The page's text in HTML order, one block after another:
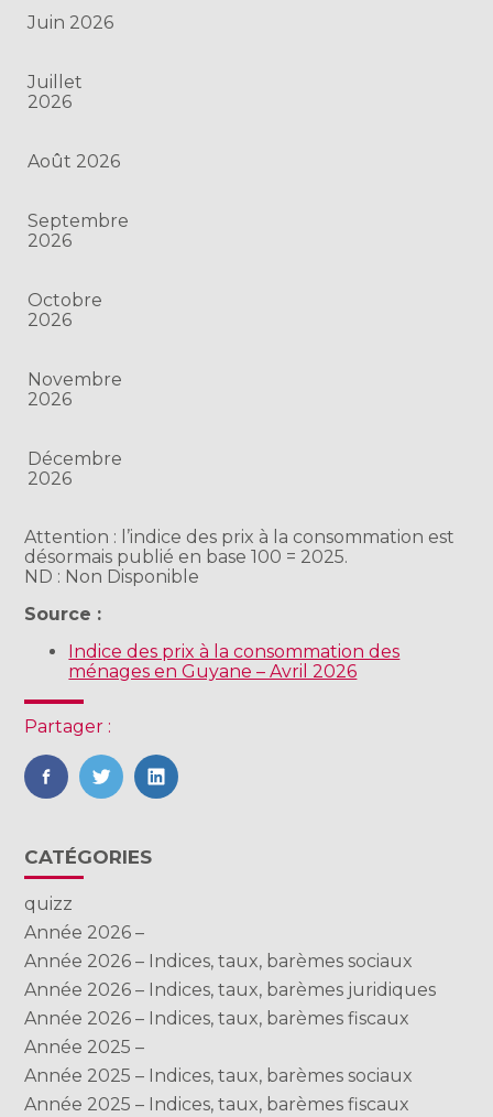
Juin 2026
Juillet
2026
Août 2026
Septembre
2026
Octobre
2026
Novembre
2026
Décembre
2026
Attention : l’indice des prix à la consommation est
désormais publié en base 100 = 2025.
ND : Non Disponible
Source :
Indice des prix à la consommation des
ménages en Guyane – Avril 2026
Partager :
FaceBook
TwitterLinkedIn
Blog
sidebar
CATÉGORIES
quizz
Année 2026 –
Année 2026 – Indices, taux, barèmes sociaux
Année 2026 – Indices, taux, barèmes juridiques
Année 2026 – Indices, taux, barèmes fiscaux
Année 2025 –
Année 2025 – Indices, taux, barèmes sociaux
Année 2025 – Indices, taux, barèmes fiscaux